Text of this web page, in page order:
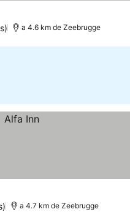
a 4.6 km de Zeebrugge
a 4.7 km de Zeebrugge